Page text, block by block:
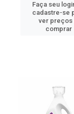
Faça seu
cadastre-se
ver preços
comprar